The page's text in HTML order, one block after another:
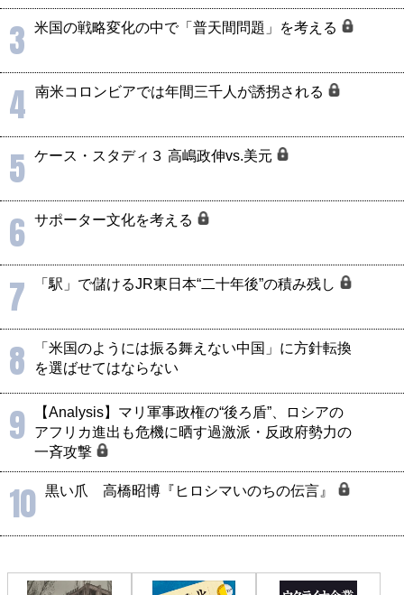
3
米国の戦略変化の中で「普天間問題」を考える
4 南米コロンビアでは年間三千人が誘拐される
5 ケース・スタディ３ 高嶋政伸vs.美元
6 サポーター文化を考える
7 「駅」で儲けるJR東日本“二十年後”の積み残し
8
「米国のようには振る舞えない中国」に方針転換
を選ばせてはならない
9
【Analysis】マリ軍事政権の“後ろ盾”、ロシアの
アフリカ進出も危機に晒す過激派・反政府勢力の
一斉攻撃
10 黒い爪 高橋昭博『ヒロシマいのちの伝言』